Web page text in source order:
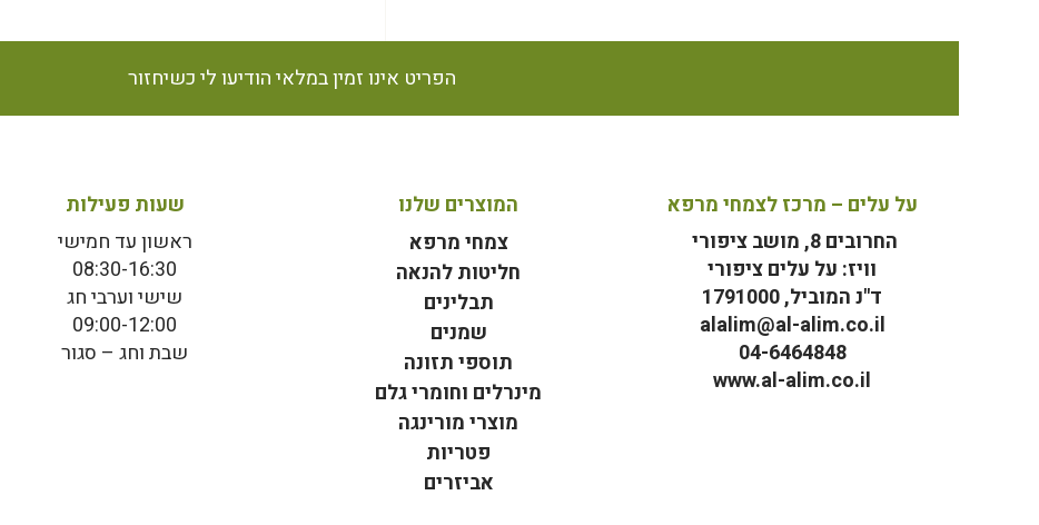
הפריט אינו זמין במלאי הודיעו לי כשיחזור
על עלים – מרכז לצמחי מרפא
החרובים 8, מושב ציפורי
וויז: על עלים ציפורי
ד"נ המוביל, 1791000
alalim@al-alim.co.il
04-6464848
www.al-alim.co.il
המוצרים שלנו
צמחי מרפא
חליטות להנאה
תבלינים
שמנים
תוספי תזונה
מינרלים וחומרי גלם
מוצרי מורינגה
פטריות
אביזרים
שעות פעילות
ראשון עד חמישי
08:30-16:30
שישי וערבי חג
09:00-12:00
שבת וחג – סגור